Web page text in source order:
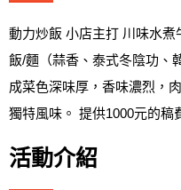
動力炒飯 小店主打 川味水
飯/麵（蒜香、泰式冬陰功、
成菜色深味厚，香味濃烈，
獨特風味。 提供1000元的稿
活動介紹